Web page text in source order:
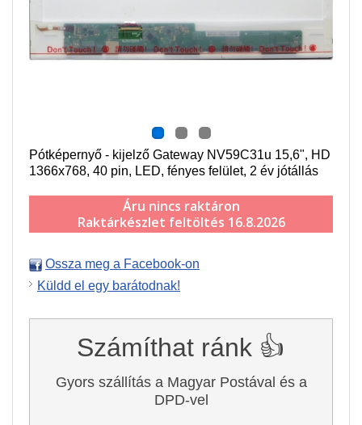
Pótképernyő - kijelző Gateway NV59C31u 15,6", HD
1366x768, 40 pin, LED, fényes felület, 2 év jótállás
Áru nincs raktáron
Raktárkészlet feltöltés 16.8.2026
Ossza meg a Facebook-on
Küldd el egy barátodnak!
Számíthat ránk 👍
Gyors szállítás a Magyar Postával és a
DPD-vel